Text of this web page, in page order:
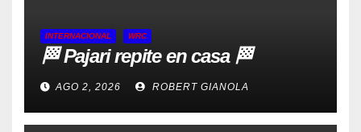
INTERNACIONAL WRC
🏁 Pajari repite en casa 🏁
AGO 2, 2026 ROBERT GIANOLA